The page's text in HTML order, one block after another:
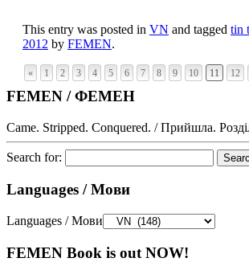
This entry was posted in VN and tagged tin
2012 by FEMEN.
« 1 2 3 4 5 6 7 8 9 10 11 12
FEMEN / ФЕМЕН
Came. Stripped. Conquered. / Прийшла.
Search for:
Languages / Мови
Languages / Мови
FEMEN Book is out NOW!